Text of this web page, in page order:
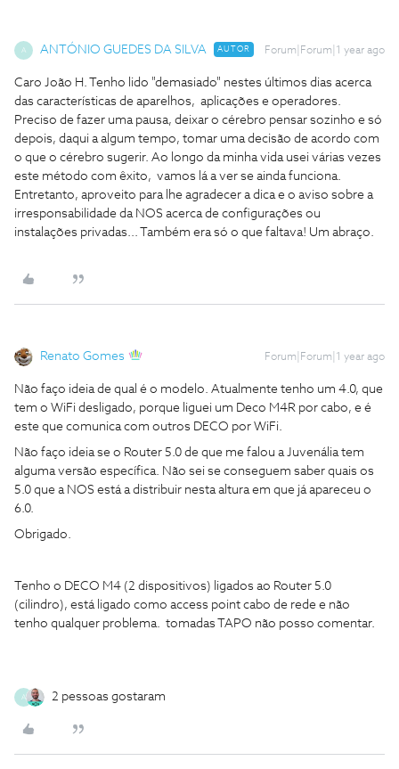
A ANTÓNIO GUEDES DA SILVA AUTOR Forum|Forum|1 year ago
Caro João H. Tenho lido "demasiado" nestes últimos dias acerca
das características de aparelhos, aplicações e operadores.
Preciso de fazer uma pausa, deixar o cérebro pensar sozinho e só
depois, daqui a algum tempo, tomar uma decisão de acordo com
o que o cérebro sugerir. Ao longo da minha vida usei várias vezes
este método com êxito, vamos lá a ver se ainda funciona.
Entretanto, aproveito para lhe agradecer a dica e o aviso sobre a
irresponsabilidade da NOS acerca de configurações ou
instalações privadas... Também era só o que faltava! Um abraço.
Renato Gomes Forum|Forum|1 year ago
Não faço ideia de qual é o modelo. Atualmente tenho um 4.0, que
tem o WiFi desligado, porque liguei um Deco M4R por cabo, e é
este que comunica com outros DECO por WiFi.
Não faço ideia se o Router 5.0 de que me falou a Juvenália tem
alguma versão específica. Não sei se conseguem saber quais os
5.0 que a NOS está a distribuir nesta altura em que já apareceu o
6.0.
Obrigado.
Tenho o DECO M4 (2 dispositivos) ligados ao Router 5.0
(cilindro), está ligado como access point cabo de rede e não
tenho qualquer problema. tomadas TAPO não posso comentar.
A 2 pessoas gostaram